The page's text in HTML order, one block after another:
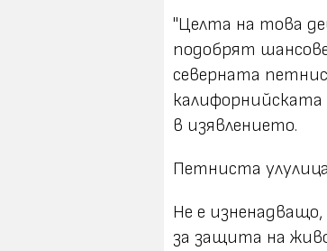
"Целта на това
подобрят
северната
в изявлението.
Петниста улулица
Не е
за защита на